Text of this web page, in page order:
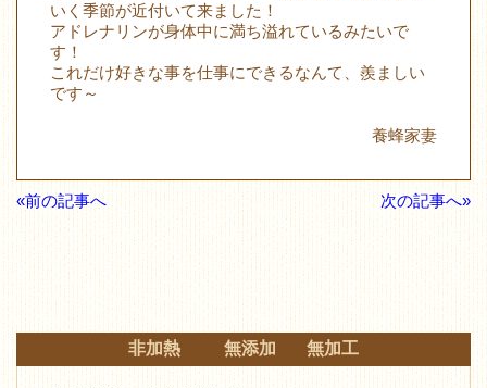
いく季節が近付いて来ました！
アドレナリンが身体中に満ち溢れているみたいで
す！
これだけ好きな事を仕事にできるなんて、羨ましい
です～
養蜂家妻
«前の記事へ 次の記事へ»
非加熱 無添加 無加工